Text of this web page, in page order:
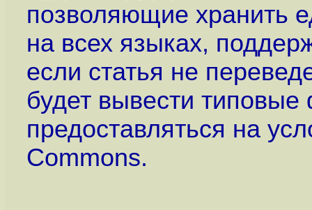
позволяющие хранить
на всех языках,
если статья не
будет вывести
предоставляться на
Commons.